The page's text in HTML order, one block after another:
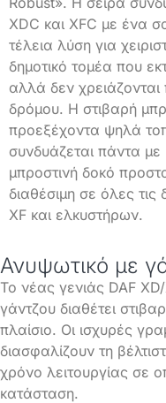
XDC και XFC με ένα
τέλεια λύση για
δημοτικό τομέα που
αλλά δεν χρειάζονται
δρόμου. Η στιβαρή
προεξέχοντα ψηλά
συνδυάζεται πάντα
μπροστινή δοκό
διαθέσιμη σε όλες
XF και ελκυστήρων.
Ανυψωτικό με
Το νέας γενιάς DAF
γάντζου διαθέτει
πλαίσιο. Οι ισχυρές
διασφαλίζουν τη
χρόνο λειτουργίας σε
κατάσταση.